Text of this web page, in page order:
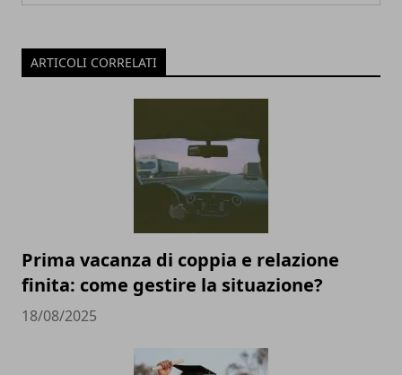
ARTICOLI CORRELATI
Prima vacanza di coppia e relazione
finita: come gestire la situazione?
18/08/2025